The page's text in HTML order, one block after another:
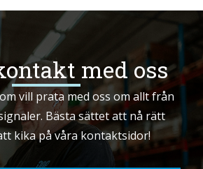
med oss
vill prata med oss om allt från
Bästa sättet att nå rätt
kika på våra kontaktsidor!